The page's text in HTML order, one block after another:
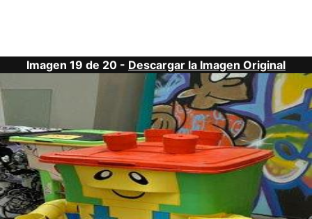
Imagen 19 de 20 - Descargar la Imagen Original